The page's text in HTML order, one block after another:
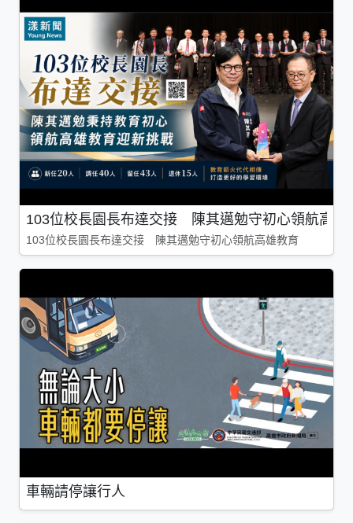
103位校長園長布達交接 陳其邁勉守初心領航高雄
103位校長園長布達交接 陳其邁勉守初心領航高雄教育
車輛請停讓行人